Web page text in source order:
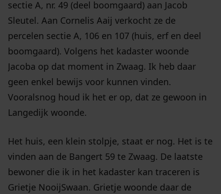
sectie A, nr. 49 (deel boomgaard) aan Jacob
Sleutel. Aan Cornelis Aaij verkocht ze de
percelen sectie A, 106 en 107 (huis, erf en deel
boomgaard). Volgens het kadaster woonde
Jacoba op dat moment in Zwaag. Ik heb daar
geen enkel bewijs voor kunnen vinden.
Vooralsnog houd ik het er op, dat ze gewoon in
Langedijk woonde.
Het huis, een klein stolpje, staat er nog. Het is te
vinden aan de Bangert 59 te Zwaag. De laatste
bewoner die ik in het kadaster kan traceren is
Grietje NooijSwaan. Grietje woonde daar de